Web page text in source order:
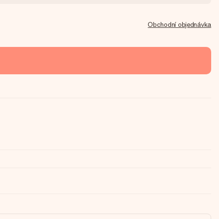
Obchodní objednávka